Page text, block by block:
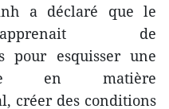
a déclaré que le
de
pour esquisser une
en matière
créer des conditions